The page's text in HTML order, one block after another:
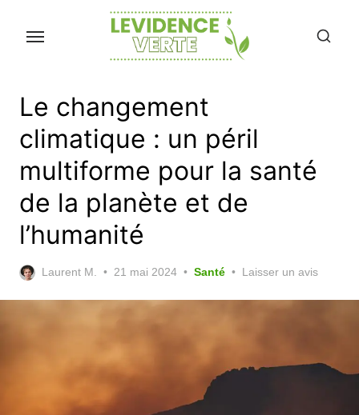
Le changement
climatique : un péril
multiforme pour la santé
de la planète et de
l’humanité
Laurent M.
Posted
21 mai 2024 Santé Laisser un avis